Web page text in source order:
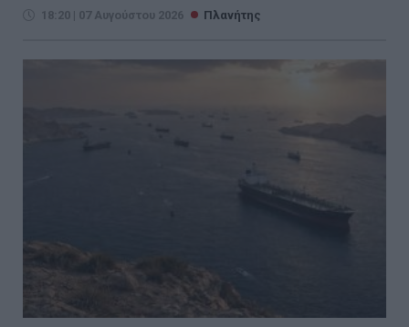
18:20 | 07 Αυγούστου 2026 Πλανήτης